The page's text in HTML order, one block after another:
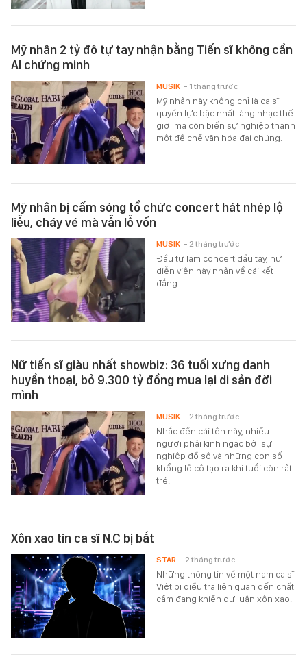
Mỹ nhân 2 tỷ đô tự tay nhận bằng Tiến sĩ không cần
AI chứng minh
Mỹ nhân này không chỉ là ca sĩ
quyền lực bậc nhất làng nhạc thế
giới mà còn biến sự nghiệp thành
một đế chế văn hóa đại chúng.
MUSIK - 1 tháng trước
Mỹ nhân bị cấm sóng tổ chức concert hát nhép lộ
liễu, cháy vé mà vẫn lỗ vốn
Đầu tư làm concert đầu tay, nữ
diễn viên này nhận về cái kết
đắng.
MUSIK - 2 tháng trước
Nữ tiến sĩ giàu nhất showbiz: 36 tuổi xưng danh
huyền thoại, bỏ 9.300 tỷ đồng mua lại di sản đời
mình
Nhắc đến cái tên này, nhiều
người phải kinh ngạc bởi sự
nghiệp đồ sộ và những con số
khổng lồ cô tạo ra khi tuổi còn rất
trẻ.
MUSIK - 2 tháng trước
Xôn xao tin ca sĩ N.C bị bắt
Những thông tin về một nam ca sĩ
Việt bị điều tra liên quan đến chất
cấm đang khiến dư luận xôn xao.
STAR - 2 tháng trước